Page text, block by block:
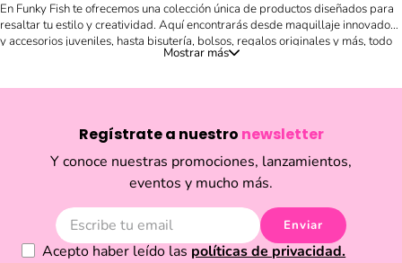
En Funky Fish te ofrecemos una colección única de productos diseñados para
resaltar tu estilo y creatividad. Aquí encontrarás desde maquillaje innovador
y accesorios juveniles, hasta bisutería, bolsos, regalos originales y más, todo
en un solo lugar. Nuestro catálogo está pensado para quienes buscan
tendencias internacionales. Compra en línea de forma fácil y segura, descubre
un accesorio único o darle un toque diferente a tu outfit diario, en Funky Fish
encontrarás la inspiración que necesitas. Explora nuestra selección y disfruta
de productos que marcan la diferencia en el mundo de la moda y la belleza
Regístrate a nuestro newsletter
Y conoce nuestras promociones, lanzamientos,
eventos y mucho más.
Enviar
Acepto haber leído las políticas de privacidad.